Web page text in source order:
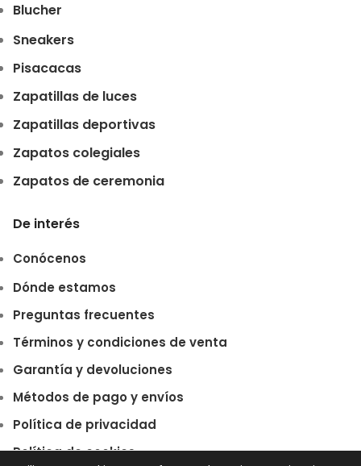
Blucher
Sneakers
Pisacacas
Zapatillas de luces
Zapatillas deportivas
Zapatos colegiales
Zapatos de ceremonia
De interés
Conócenos
Dónde estamos
Preguntas frecuentes
Términos y condiciones de venta
Garantía y devoluciones
Métodos de pago y envíos
Política de privacidad
Política de cookies